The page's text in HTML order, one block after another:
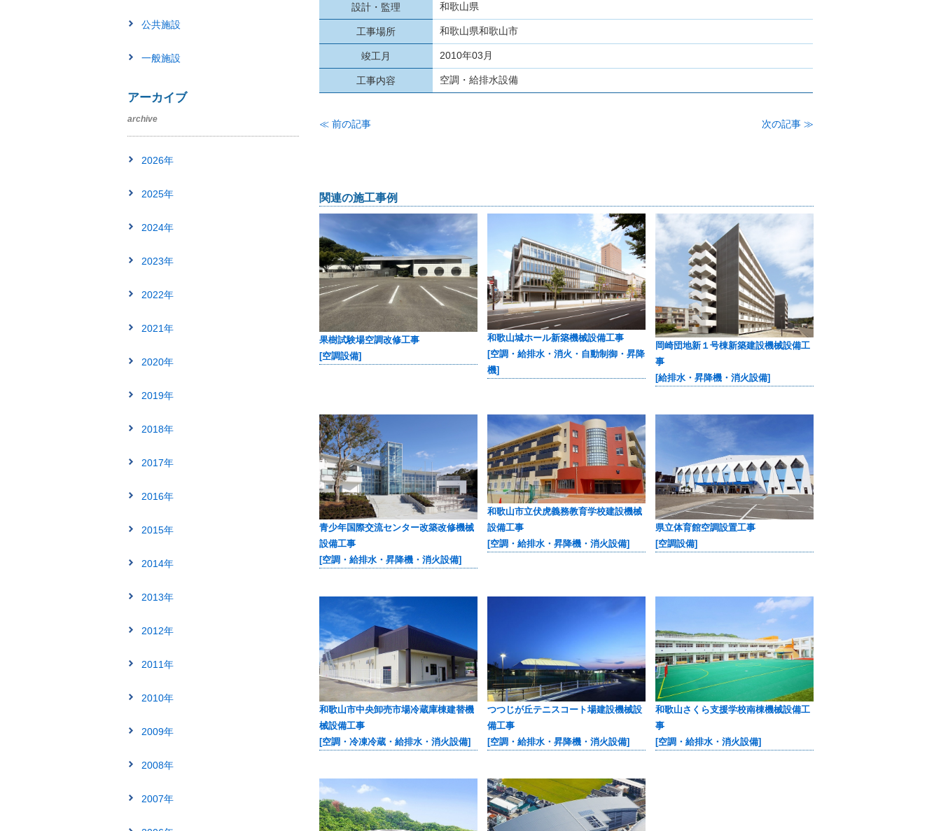
設計・監理 和歌山県
工事場所 和歌山県和歌山市
竣工月 2010年03月
工事内容 空調・給排水設備
≪ 前の記事 次の記事 ≫
関連の施工事例
果樹試験場空調改修工事
[空調設備]
和歌山城ホール新築機械設備工事
[空調・給排水・消火・自動制御・昇降
機]
岡崎団地新１号棟新築建設機械設備工
事
[給排水・昇降機・消火設備]
青少年国際交流センター改築改修機械
設備工事
[空調・給排水・昇降機・消火設備]
和歌山市立伏虎義務教育学校建設機械
設備工事
[空調・給排水・昇降機・消火設備]
県立体育館空調設置工事
[空調設備]
和歌山市中央卸売市場冷蔵庫棟建替機
械設備工事
[空調・冷凍冷蔵・給排水・消火設備]
つつじが丘テニスコート場建設機械設
備工事
[空調・給排水・昇降機・消火設備]
和歌山さくら支援学校南棟機械設備工
事
[空調・給排水・消火設備]
公共施設
一般施設
アーカイブ
archive
2026年
2025年
2024年
2023年
2022年
2021年
2020年
2019年
2018年
2017年
2016年
2015年
2014年
2013年
2012年
2011年
2010年
2009年
2008年
2007年